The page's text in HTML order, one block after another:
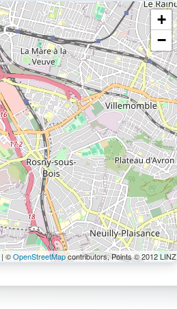
+
−
| ©OpenStreetMapcontributors, Points © 2012 LINZ